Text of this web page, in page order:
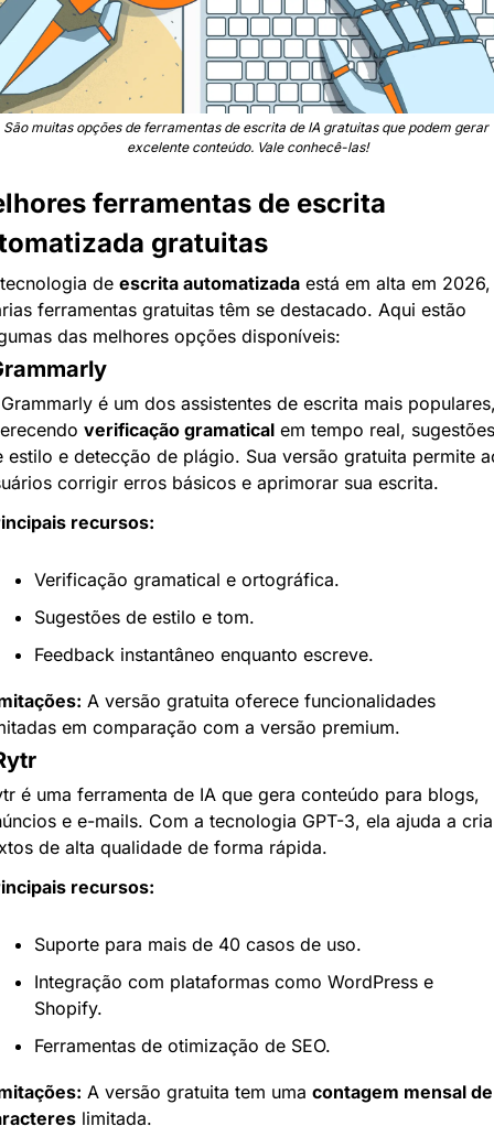
São muitas opções de ferramentas de escrita de IA gratuitas que podem gerar
excelente conteúdo. Vale conhecê-las!
ferramentas de escrita
gratuitas
de escrita automatizada está em alta em 2026,
ferramentas gratuitas têm se destacado. Aqui estão
das melhores opções disponíveis:
é um dos assistentes de escrita mais
verificação gramatical em tempo real, sugestões
estilo e detecção de plágio. Sua versão gratuita permite
corrigir erros básicos e aprimorar sua escrita.
recursos:
Verificação gramatical e ortográfica.
Sugestões de estilo e tom.
Feedback instantâneo enquanto escreve.
A versão gratuita oferece funcionalidades
em comparação com a versão premium.
é uma ferramenta de IA que gera conteúdo para blogs,
e e-mails. Com a tecnologia GPT-3, ela ajuda a
de alta qualidade de forma rápida.
recursos:
Suporte para mais de 40 casos de uso.
Integração com plataformas como WordPress e
Shopify.
Ferramentas de otimização de SEO.
A versão gratuita tem uma contagem mensal de
limitada.